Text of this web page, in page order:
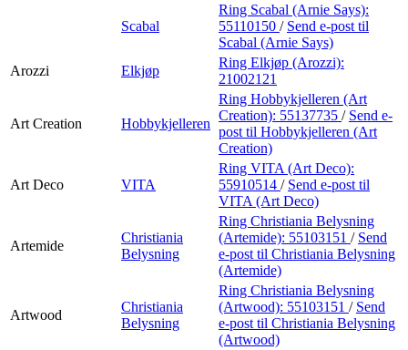
Scabal
Ring Scabal (Arnie Says):
55110150 / Send e-post til
Scabal (Arnie Says)
Arozzi
Elkjøp
Ring Elkjøp (Arozzi):
21002121
Art Creation Hobbykjelleren
Ring Hobbykjelleren (Art
Creation): 55137735 / Send e-
post til Hobbykjelleren (Art
Creation)
Art Deco VITA
Ring VITA (Art Deco):
55910514 / Send e-post til
VITA (Art Deco)
Artemide
Christiania
Belysning
Ring Christiania Belysning
(Artemide): 55103151 / Send
e-post til Christiania Belysning
(Artemide)
Artwood
Christiania
Belysning
Ring Christiania Belysning
(Artwood): 55103151 / Send
e-post til Christiania Belysning
(Artwood)